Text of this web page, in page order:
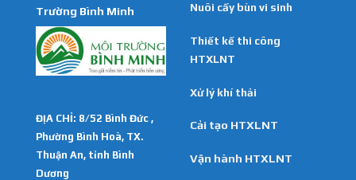
Trường Bình Minh
ĐỊA CHỈ: 8/52 Bình Đức ,
Phường Bình Hoà, TX.
Thuận An, tỉnh Bình
Dương
Nuôi cấy bùn vi sinh
Thiết kế thi công
HTXLNT
Xử lý khí thải
Cải tạo HTXLNT
Vận hành HTXLNT